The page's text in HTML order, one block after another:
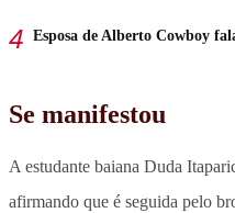
Esposa de Alberto Cowboy
Se manifestou
A estudante baiana Duda
afirmando que é seguida pelo